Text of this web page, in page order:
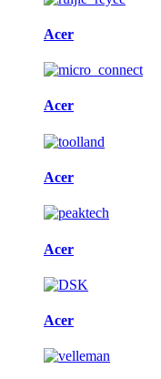
Acer
Acer
Acer
Acer
Acer